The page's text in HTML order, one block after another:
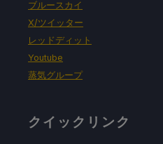
ブルースカイ
X/ツイッター
レッドディット
Youtube
蒸気グループ
クイックリンク